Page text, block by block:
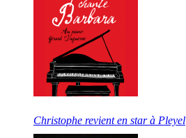
Christophe revient en star à Pleyel